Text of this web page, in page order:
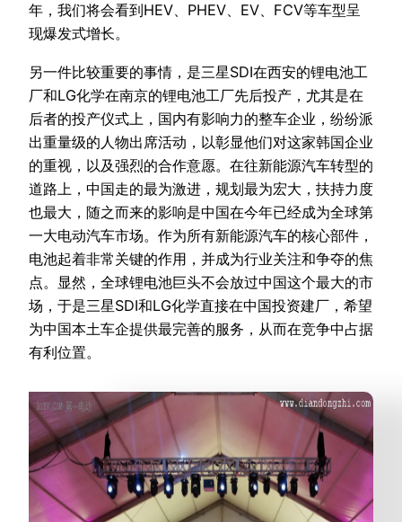
年，我们将会看到HEV、PHEV、EV、FCV等车型呈
现爆发式增长。
另一件比较重要的事情，是三星SDI在西安的锂电池工
厂和LG化学在南京的锂电池工厂先后投产，尤其是在
后者的投产仪式上，国内有影响力的整车企业，纷纷派
出重量级的人物出席活动，以彰显他们对这家韩国企业
的重视，以及强烈的合作意愿。在往新能源汽车转型的
道路上，中国走的最为激进，规划最为宏大，扶持力度
也最大，随之而来的影响是中国在今年已经成为全球第
一大电动汽车市场。作为所有新能源汽车的核心部件，
电池起着非常关键的作用，并成为行业关注和争夺的焦
点。显然，全球锂电池巨头不会放过中国这个最大的市
场，于是三星SDI和LG化学直接在中国投资建厂，希望
为中国本土车企提供最完善的服务，从而在竞争中占据
有利位置。